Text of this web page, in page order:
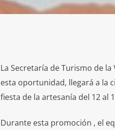
La Secretaría de Turismo de
esta oportunidad, llegará a la
fiesta de la artesanía del 12 al
Durante esta promoción , el